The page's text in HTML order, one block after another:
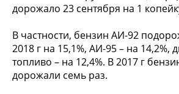
дорожало 23 сентября на 1
В частности, бензин АИ-92
2018 г на 15,1%, АИ-95 – на 14,2%,
топливо – на 12,4%. В 2017 г
дорожали семь раз.